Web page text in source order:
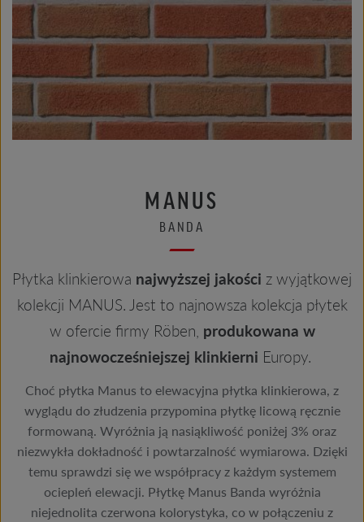
MANUS
BANDA
Płytka klinkierowa najwyższej jakości z wyjątkowej
kolekcji MANUS. Jest to najnowsza kolekcja płytek
w ofercie firmy Röben, produkowana w
najnowocześniejszej klinkierni Europy.
Choć płytka Manus to elewacyjna płytka klinkierowa, z
wyglądu do złudzenia przypomina płytkę licową ręcznie
formowaną. Wyróżnia ją nasiąkliwość poniżej 3% oraz
niezwykła dokładność i powtarzalność wymiarowa. Dzięki
temu sprawdzi się we współpracy z każdym systemem
ociepleń elewacji. Płytkę Manus Banda wyróżnia
niejednolita czerwona kolorystyka, co w połączeniu z